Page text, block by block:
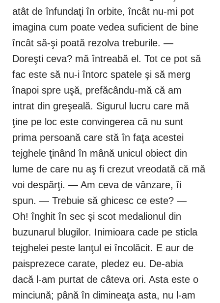
atât de înfundaţi în orbite, încât nu-mi pot
imagina cum poate vedea suficient de bine
încât să-şi poată rezolva treburile. —
Doreşti ceva? mă întreabă el. Tot ce pot să
fac este să nu-i întorc spatele şi să merg
înapoi spre uşă, prefăcându-mă că am
intrat din greşeală. Sigurul lucru care mă
ţine pe loc este convingerea că nu sunt
prima persoană care stă în faţa acestei
tejghele ţinând în mână unicul obiect din
lume de care nu aş fi crezut vreodată că mă
voi despărţi. — Am ceva de vânzare, îi
spun. — Trebuie să ghicesc ce este? —
Oh! înghit în sec şi scot medalionul din
buzunarul blugilor. Inimioara cade pe sticla
tejghelei peste lanţul ei încolăcit. E aur de
paisprezece carate, pledez eu. De-abia
dacă l-am purtat de câteva ori. Asta este o
minciună; până în dimineaţa asta, nu l-am